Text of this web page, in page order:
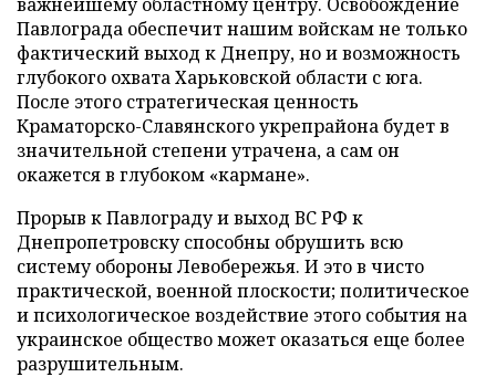
Павлограда обеспечит нашим войскам не только
фактический выход к Днепру, но и возможность
глубокого охвата Харьковской области с юга.
После этого стратегическая ценность
Краматорско-Славянского укрепрайона будет в
значительной степени утрачена, а сам он
окажется в глубоком «кармане».
Прорыв к Павлограду и выход ВС РФ к
Днепропетровску способны обрушить всю
систему обороны Левобережья. И это в чисто
практической, военной плоскости; политическое
и психологическое воздействие этого события на
украинское общество может оказаться еще более
разрушительным.